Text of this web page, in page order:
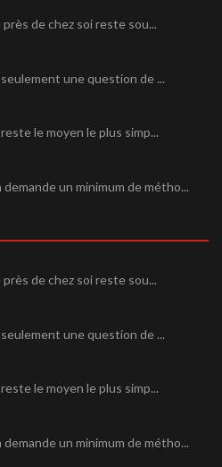
de chez soi reste sou...
une question de ...
le moyen le plus simp...
un minimum de métho...
de chez soi reste sou...
une question de ...
le moyen le plus simp...
un minimum de métho...